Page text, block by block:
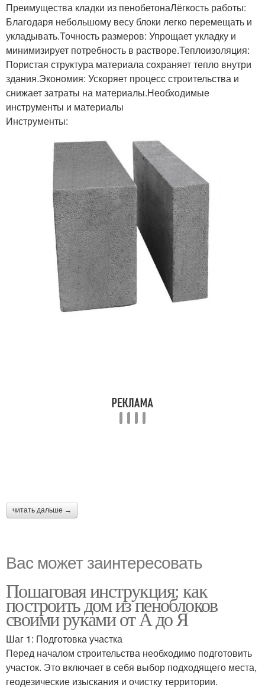
Преимущества кладки из пенобетонаЛёгкость работы:
Благодаря небольшому весу блоки легко перемещать и
укладывать.Точность размеров: Упрощает укладку и
минимизирует потребность в растворе.Теплоизоляция:
Пористая структура материала сохраняет тепло внутри
здания.Экономия: Ускоряет процесс строительства и
снижает затраты на материалы.Необходимые
инструменты и материалы
Инструменты:
читать дальше →
Вас может заинтересовать
Пошаговая инструкция: как
построить дом из пеноблоков
своими руками от А до Я
Шаг 1: Подготовка участка
Перед началом строительства необходимо подготовить
участок. Это включает в себя выбор подходящего места,
геодезические изыскания и очистку территории.